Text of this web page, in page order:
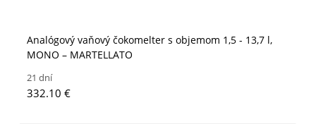
Analógový vaňový čokomelter s objemom 1,5 - 13,7 l,
MONO – MARTELLATO
21 dní
332.10 €